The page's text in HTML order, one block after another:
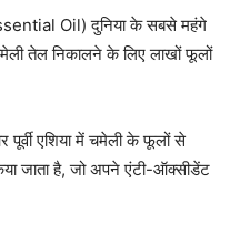
Oil) दुनिया के सबसे महंगे
तेल निकालने के लिए लाखों फूलों
पूर्वी एशिया में चमेली के फूलों से
जाता है, जो अपने एंटी-ऑक्सीडेंट